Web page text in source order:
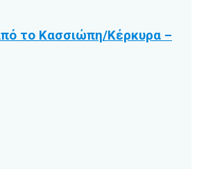
το Κασσιώπη/Κέρκυρα –